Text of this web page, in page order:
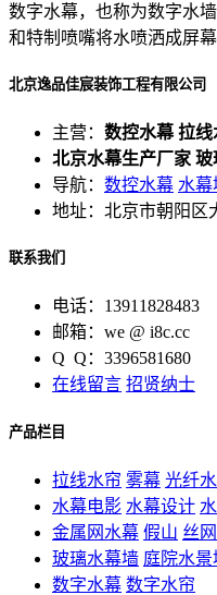
数字水幕，也称为数字水
和特制喷嘴将水喷洒成屏
北京逸品佳宸装饰工程有限公司
主营： 数控水幕 拉
北京水幕生产厂家
导航： 数控水幕 水幕
地址：北京市朝阳区
联系我们
电话：13911828483
邮箱：we @ i8c.cc
Q Q：3396581680
在线留言 招贤纳士
产品栏目
拉线水帘 雾幕 光纤
水幕电影 水幕设计
金属网水幕 假山 丝
玻璃水幕墙 庭院水景
数字水幕 数字水帘